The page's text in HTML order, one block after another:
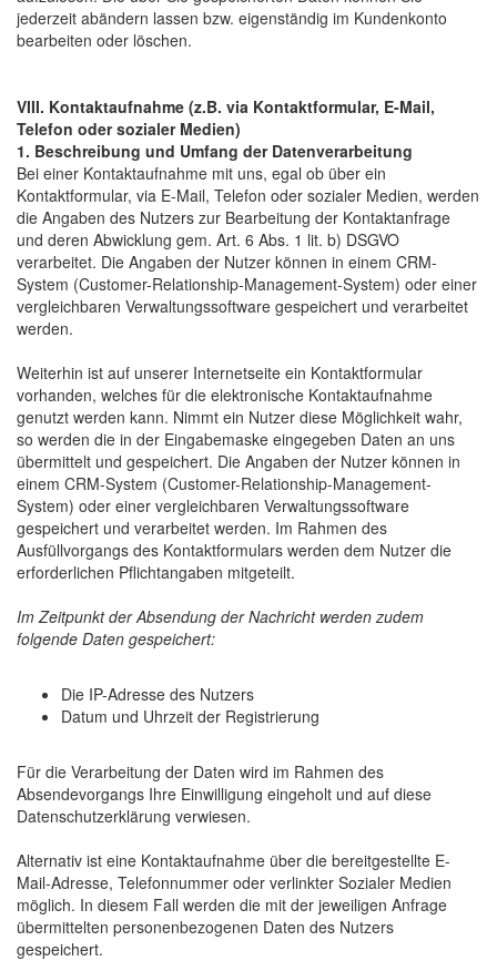
jederzeit abändern lassen bzw. eigenständig im Kundenkonto
bearbeiten oder löschen.
VIII. Kontaktaufnahme (z.B. via Kontaktformular, E-Mail,
Telefon oder sozialer Medien)
1. Beschreibung und Umfang der Datenverarbeitung
Bei einer Kontaktaufnahme mit uns, egal ob über ein
Kontaktformular, via E-Mail, Telefon oder sozialer Medien, werden
die Angaben des Nutzers zur Bearbeitung der Kontaktanfrage
und deren Abwicklung gem. Art. 6 Abs. 1 lit. b) DSGVO
verarbeitet. Die Angaben der Nutzer können in einem CRM-
System (Customer-Relationship-Management-System) oder einer
vergleichbaren Verwaltungssoftware gespeichert und verarbeitet
werden.
Weiterhin ist auf unserer Internetseite ein Kontaktformular
vorhanden, welches für die elektronische Kontaktaufnahme
genutzt werden kann. Nimmt ein Nutzer diese Möglichkeit wahr,
so werden die in der Eingabemaske eingegeben Daten an uns
übermittelt und gespeichert. Die Angaben der Nutzer können in
einem CRM-System (Customer-Relationship-Management-
System) oder einer vergleichbaren Verwaltungssoftware
gespeichert und verarbeitet werden. Im Rahmen des
Ausfüllvorgangs des Kontaktformulars werden dem Nutzer die
erforderlichen Pflichtangaben mitgeteilt.
Im Zeitpunkt der Absendung der Nachricht werden zudem
folgende Daten gespeichert:
Die IP-Adresse des Nutzers
Datum und Uhrzeit der Registrierung
Für die Verarbeitung der Daten wird im Rahmen des
Absendevorgangs Ihre Einwilligung eingeholt und auf diese
Datenschutzerklärung verwiesen.
Alternativ ist eine Kontaktaufnahme über die bereitgestellte E-
Mail-Adresse, Telefonnummer oder verlinkter Sozialer Medien
möglich. In diesem Fall werden die mit der jeweiligen Anfrage
übermittelten personenbezogenen Daten des Nutzers
gespeichert.